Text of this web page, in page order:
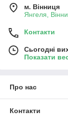
м. Вінниця
Янгеля,
Контакти
Сьогодні
Показати
Про нас
Контакти